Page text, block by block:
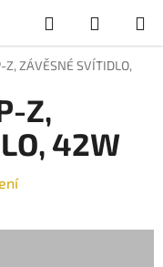
Hledat
KOŠÍK
Z, ZÁVĚSNÉ SVÍTIDLO,
Z,
42W